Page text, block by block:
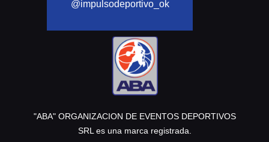
@impulsodeportivo_ok
"ABA" ORGANIZACION DE EVENTOS DEPORTIVOS
SRL es una marca registrada.